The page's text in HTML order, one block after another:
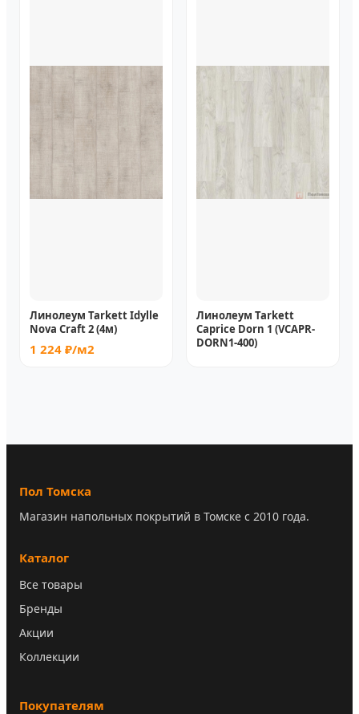
Линолеум Tarkett Idylle
Nova Craft 2 (4м)
1 224 ₽/м2
Линолеум Tarkett
Caprice Dorn 1 (VCAPR-
DORN1-400)
Пол Томска
Магазин напольных покрытий в Томске с 2010 года.
Каталог
Все товары
Бренды
Акции
Коллекции
Покупателям